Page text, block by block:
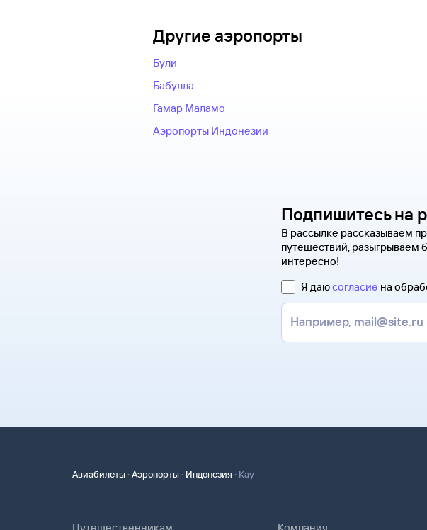
Другие аэропорты
Були
Бабулла
Гамар Маламо
Аэропорты Индонезии
Подпишитесь на
В рассылке рассказываем
путешествий, разыгрываем
интересно!
Я даюсогласие на
Авиабилеты ·Аэропорты · Индонезия · Кау